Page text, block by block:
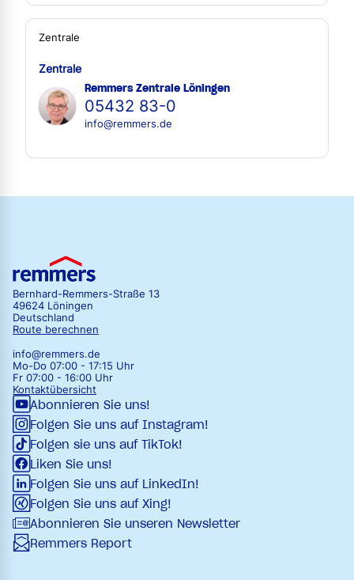
Zentrale
Zentrale
Remmers Zentrale Löningen
05432 83-0
info@remmers.de
Bernhard-Remmers-Straße 13
49624 Löningen
Deutschland
Route berechnen
info@remmers.de
Mo-Do 07:00 - 17:15 Uhr
Fr 07:00 - 16:00 Uhr
Kontaktübersicht
Abonnieren Sie uns!
Folgen Sie uns auf Instagram!
Folgen sie uns auf TikTok!
Liken Sie uns!
Folgen Sie uns auf LinkedIn!
Folgen Sie uns auf Xing!
Abonnieren Sie unseren Newsletter
Remmers Report